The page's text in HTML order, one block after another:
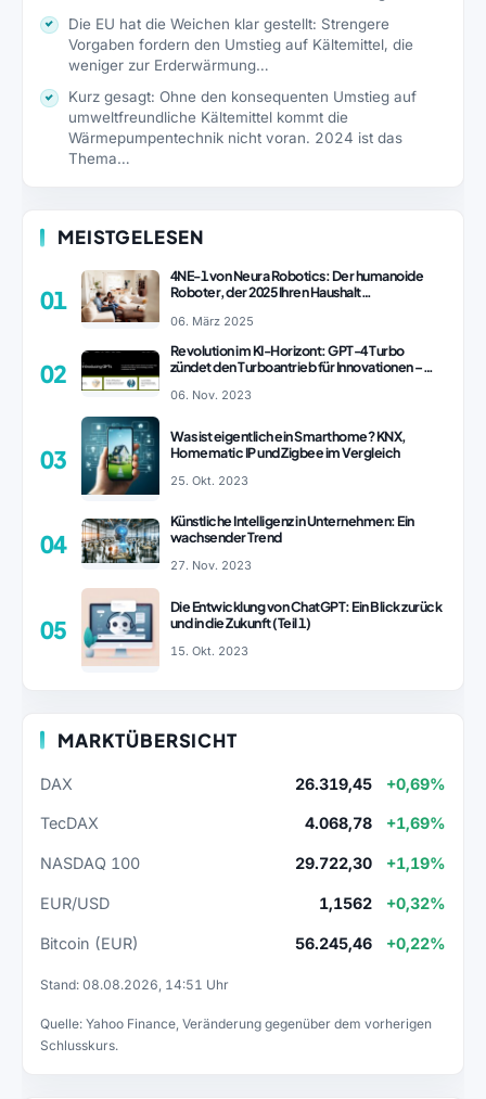
Die EU hat die Weichen klar gestellt: Strengere
Vorgaben fordern den Umstieg auf Kältemittel, die
weniger zur Erderwärmung…
Kurz gesagt: Ohne den konsequenten Umstieg auf
umweltfreundliche Kältemittel kommt die
Wärmepumpentechnik nicht voran. 2024 ist das
Thema…
MEISTGELESEN
01
4NE-1 von Neura Robotics: Der humanoide
Roboter, der 2025 Ihren Haushalt
06. März 2025
02
Revolution im KI-Horizont: GPT-4 Turbo
zündet den Turboantrieb für Innovationen –
06. Nov. 2023
03
Was ist eigentlich ein Smarthome? KNX,
Homematic IP und Zigbee im Vergleich
25. Okt. 2023
04
Künstliche Intelligenz in Unternehmen: Ein
wachsender Trend
27. Nov. 2023
05
Die Entwicklung von ChatGPT: Ein Blick zurück
und in die Zukunft (Teil 1)
15. Okt. 2023
MARKTÜBERSICHT
DAX 26.319,45 +0,69%
TecDAX 4.068,78 +1,69%
NASDAQ 100 29.722,30 +1,19%
EUR/USD 1,1562 +0,32%
Bitcoin (EUR) 56.245,46 +0,22%
Stand: 08.08.2026, 14:51 Uhr
Quelle: Yahoo Finance, Veränderung gegenüber dem vorherigen
Schlusskurs.